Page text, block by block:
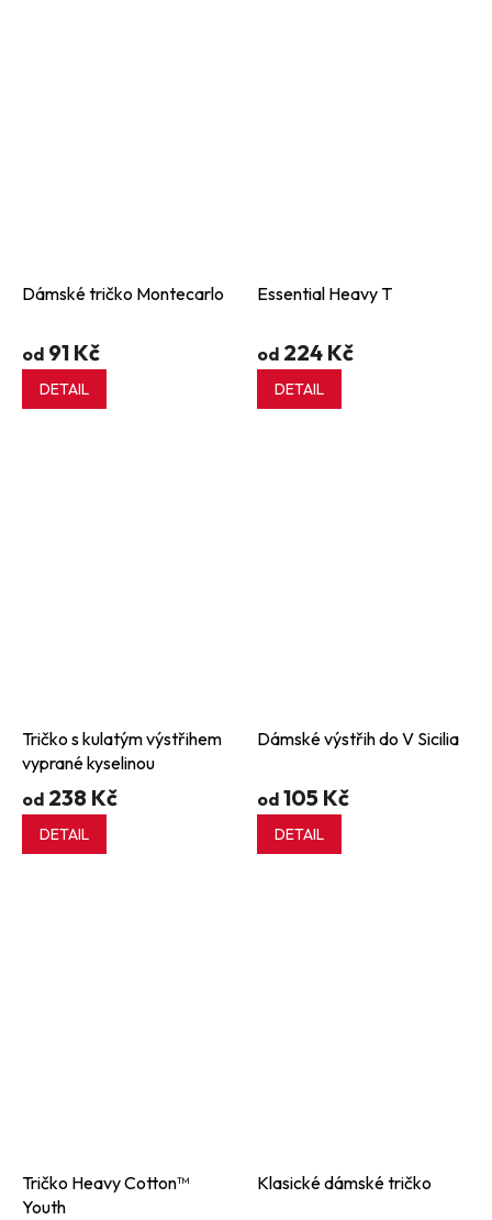
Dámské tričko Montecarlo
od 91 Kč
DETAIL
Essential Heavy T
od 224 Kč
DETAIL
Tričko s kulatým výstřihem
vyprané kyselinou
od 238 Kč
DETAIL
Dámské výstřih do V Sicilia
od 105 Kč
DETAIL
Tričko Heavy Cotton™
Youth
Klasické dámské tričko